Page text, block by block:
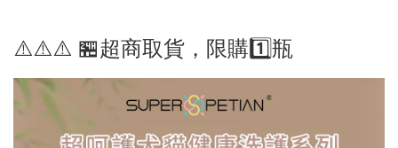
⚠️⚠️⚠️ 🏪超商取貨，限購1️⃣瓶